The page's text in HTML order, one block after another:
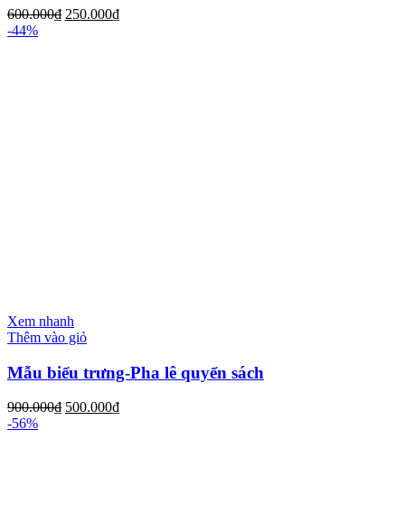
600.000₫ 250.000₫
-44%
Xem nhanh
Thêm vào giỏ
Mẫu biểu trưng-Pha lê quyển sách
900.000₫ 500.000₫
-56%